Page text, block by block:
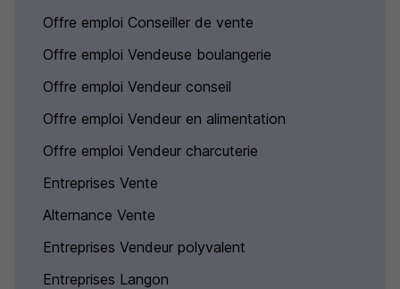
Offre emploi Conseiller de vente
Offre emploi Vendeuse boulangerie
Offre emploi Vendeur conseil
Offre emploi Vendeur en alimentation
Offre emploi Vendeur charcuterie
Entreprises Vente
Alternance Vente
Entreprises Vendeur polyvalent
Entreprises Langon